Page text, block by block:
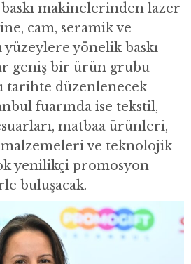
makinelerinden lazer
cam, seramik ve
yönelik baskı
geniş bir ürün grubu
tarihte düzenlenecek
fuarında ise tekstil,
matbaa ürünleri,
malzemeleri ve teknolojik
yenilikçi promosyon
buluşacak.